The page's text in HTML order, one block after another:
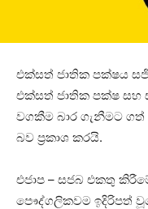
එක්සත් ජාතික පක්ෂය
එක්සත් ජාතික පක්ෂ සහ
වගකීම බාර ගැනීමට
බව ප්‍රකාශ කරයි.
එජාප – සජබ එකතු
පෞද්ගලිකවම ඉදිරිපත්